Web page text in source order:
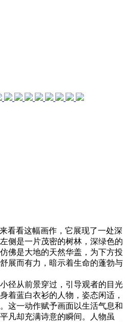
看看这幅画作，它展现了一处深
侧是一片茂密的树林，深绿色的
佛是大地的天然华盖，为下方投
展而有力，暗示着生命的蓬勃与
径从前景穿过，引导观者的目光
着蓝白衣衫的人物，姿态闲适，
这一动作赋予画面以生活气息和
凡却充满诗意的瞬间。人物虽